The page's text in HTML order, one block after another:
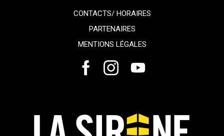
CONTACTS/ HORAIRES
PARTENAIRES
MENTIONS LÉGALES